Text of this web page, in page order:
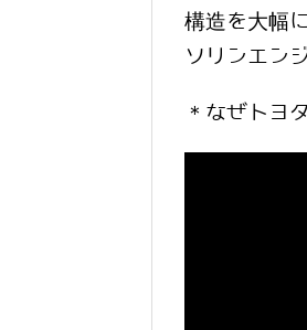
構造を大幅
ソリンエン
＊なぜトヨ